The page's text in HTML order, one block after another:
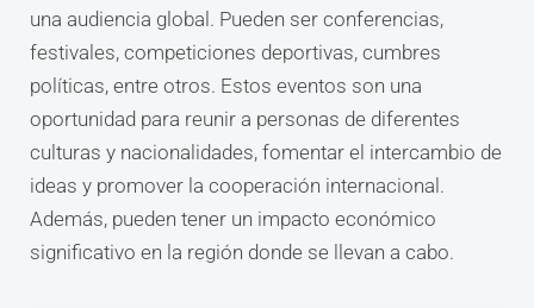
una audiencia global. Pueden ser conferencias,
festivales, competiciones deportivas, cumbres
políticas, entre otros. Estos eventos son una
oportunidad para reunir a personas de diferentes
culturas y nacionalidades, fomentar el intercambio de
ideas y promover la cooperación internacional.
Además, pueden tener un impacto económico
significativo en la región donde se llevan a cabo.